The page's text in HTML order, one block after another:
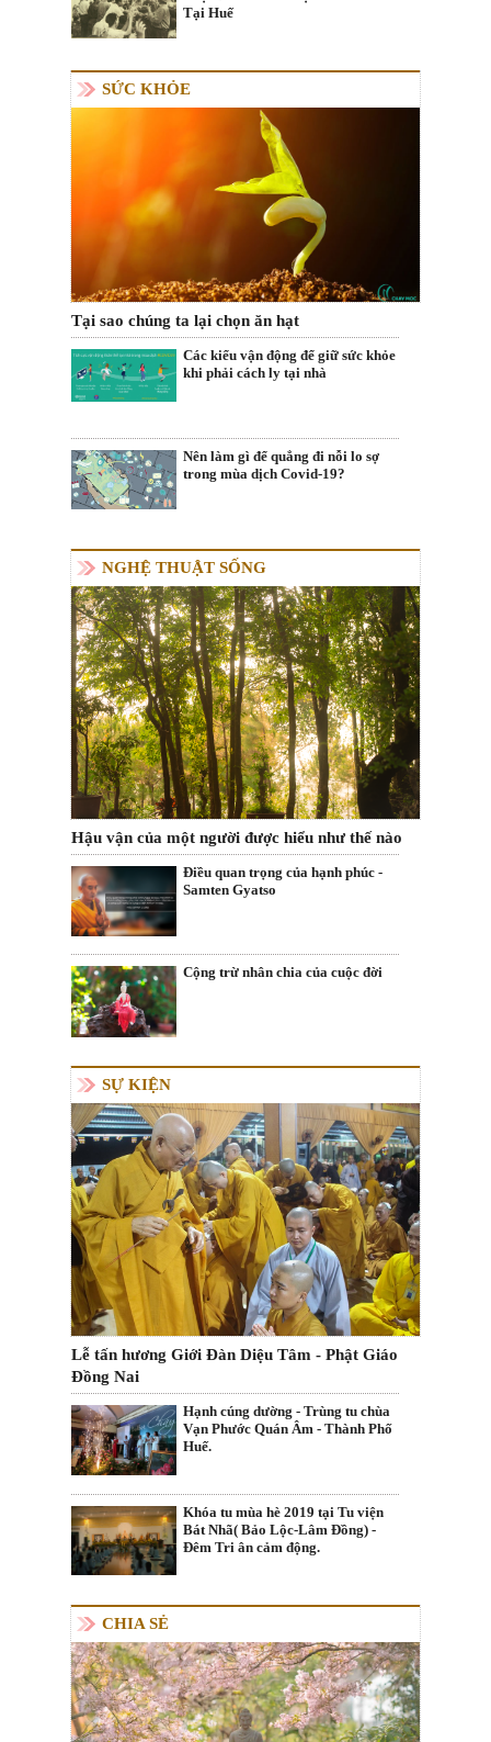
Tại Huế
SỨC KHỎE
Tại sao chúng ta lại chọn ăn hạt
Các kiểu vận động để giữ sức khỏe
khi phải cách ly tại nhà
Nên làm gì để quẳng đi nỗi lo sợ
trong mùa dịch Covid-19?
NGHỆ THUẬT SỐNG
Hậu vận của một người được hiểu như thế nào
Điều quan trọng của hạnh phúc -
Samten Gyatso
Cộng trừ nhân chia của cuộc đời
SỰ KIỆN
Lễ tấn hương Giới Đàn Diệu Tâm - Phật Giáo
Đồng Nai
Hạnh cúng dường - Trùng tu chùa
Vạn Phước Quán Âm - Thành Phố
Huế.
Khóa tu mùa hè 2019 tại Tu viện
Bát Nhã( Bảo Lộc-Lâm Đồng) -
Đêm Tri ân cảm động.
CHIA SẺ